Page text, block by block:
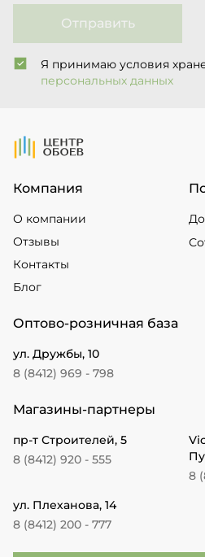
Отправить
Я принимаю условия
персональных данных
На Главную
Компания
О компании
Отзывы
Контакты
Блог
Оптово-розничная база
ул. Дружбы, 10
8 (8412) 969 - 798
Магазины-партнеры
пр-т Строителей, 5
8 (8412) 920 - 555
8
ул. Плеханова, 14
8 (8412) 200 - 777